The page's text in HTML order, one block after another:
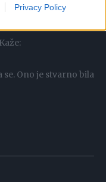
Privacy Policy
se. Ono je stvarno bila